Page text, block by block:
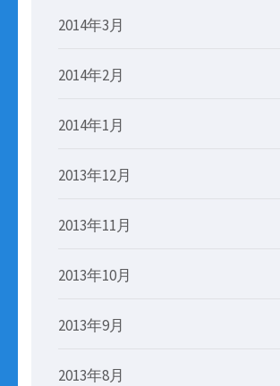
2014年3月
2014年2月
2014年1月
2013年12月
2013年11月
2013年10月
2013年9月
2013年8月